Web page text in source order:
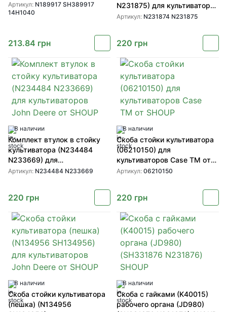
Артикул: N189917 SH389917
14H1040
213.84 грн
N231875) для культиваторов
John Deere от SHOUP
Артикул: N231874 N231875
220 грн
В наличии
Комплект втулок в стойку
культиватора (N234484
N233669) для
культиваторов John Deere от
Артикул: N234484 N233669
220 грн
В наличии
Скоба стойки культиватора
(06210150) для
культиваторов Case TM от
SHOUP
Артикул: 06210150
220 грн
В наличии
Скоба стойки культиватора
(пешка) (N134956
В наличии
Скоба с гайками (K40015)
рабочего органа (JD980)